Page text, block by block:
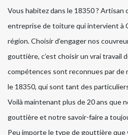
Vous habitez dans le 18350 ? Artisan
entreprise de toiture qui intervient à
région. Choisir d’engager nos
gouttière, c’est choisir un vrai travail
compétences sont reconnues par de
le 18350, qui sont tant des
Voilà maintenant plus de 20 ans que
gouttière et notre savoir-faire a
Peu importe le type de gouttière que